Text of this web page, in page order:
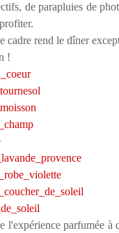
de parapluies de
cadre rend le dîner
!
l'expérience parfumée à